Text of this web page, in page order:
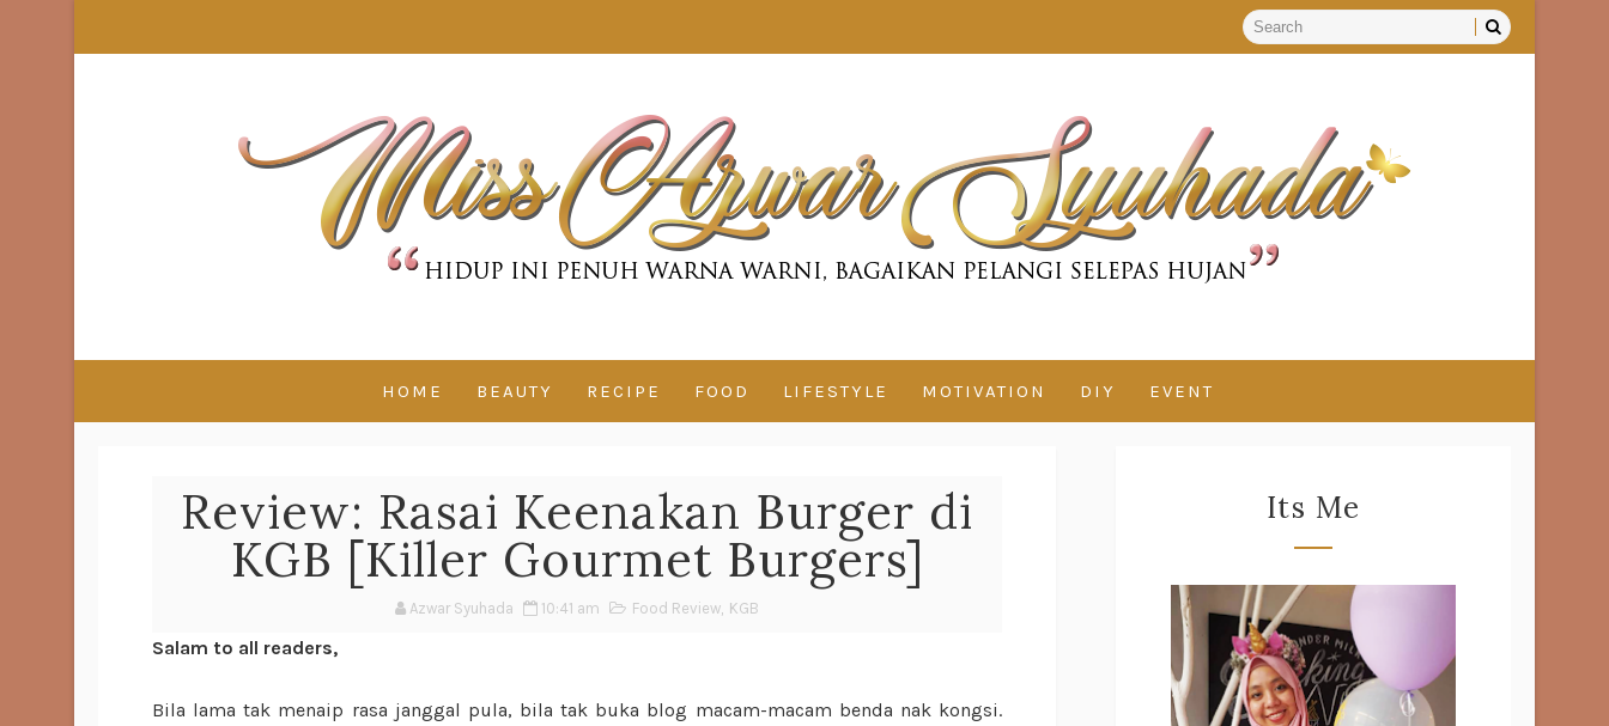
HOME BEAUTY RECIPE FOOD LIFESTYLE MOTIVATION DIY EVENT
Review: Rasai Keenakan Burger di
KGB [Killer Gourmet Burgers]
Azwar Syuhada 10:41 am Food Review, KGB
Salam to all readers,
Bila lama tak menaip rasa janggal pula, bila tak buka blog macam-macam benda nak kongsi.
Its Me